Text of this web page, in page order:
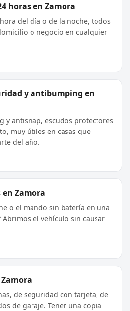
horas en Zamora
del día o de la noche, todos
o negocio en cualquier
y antibumping en
y antisnap, escudos protectores
muy útiles en casas que
del año.
en Zamora
o el mando sin batería en una
Abrimos el vehículo sin causar
de seguridad con tarjeta, de
de garaje. Tener una copia